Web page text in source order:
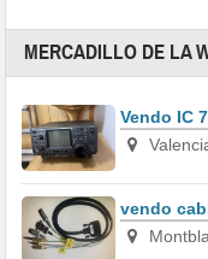
MERCADILLO DE LA
Vendo IC
vendo